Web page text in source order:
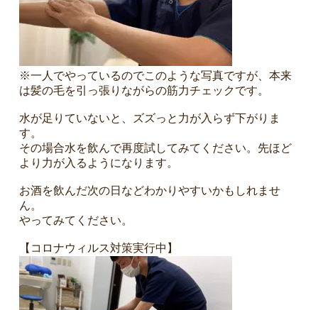
※一人でやっているのでこのような写真ですが、本来
は髪の毛を引っ張りながらの筋力チェックです。
水が足りていないと、ズズっと力が入らず下がりま
す。
その場合水を飲んで再度試してみてください。先ほど
より力が入るようになります。
お酒を飲んだ次の日などわかりやすいかもしれませ
ん。
やってみてください。
【コロナウィルス対策実行中】